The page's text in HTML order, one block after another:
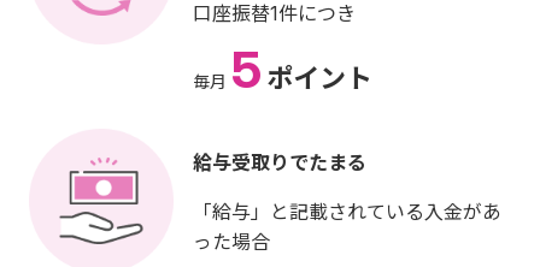
口座振替1件につき
毎月 5 ポイント
給与受取りでたまる
「給与」と記載されている入金があ
った場合